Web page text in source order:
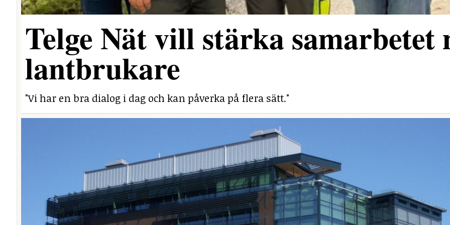
Telge Nät vill stärka samarbetet
lantbrukare
"Vi har en bra dialog i dag och kan påverka på flera sätt."